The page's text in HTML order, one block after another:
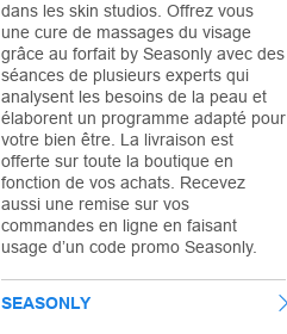
dans les skin studios. Offrez vous
une cure de massages du visage
grâce au forfait by Seasonly avec des
séances de plusieurs experts qui
analysent les besoins de la peau et
élaborent un programme adapté pour
votre bien être. La livraison est
offerte sur toute la boutique en
fonction de vos achats. Recevez
aussi une remise sur vos
commandes en ligne en faisant
usage d’un code promo Seasonly.
SEASONLY